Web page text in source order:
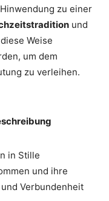
zu einer
und
Weise
um dem
zu verleihen.
in Stille
und ihre
Verbundenheit